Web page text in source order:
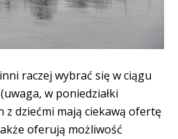
raczej wybrać się w ciągu
w poniedziałki
z dziećmi mają ciekawą ofertę
oferują możliwość